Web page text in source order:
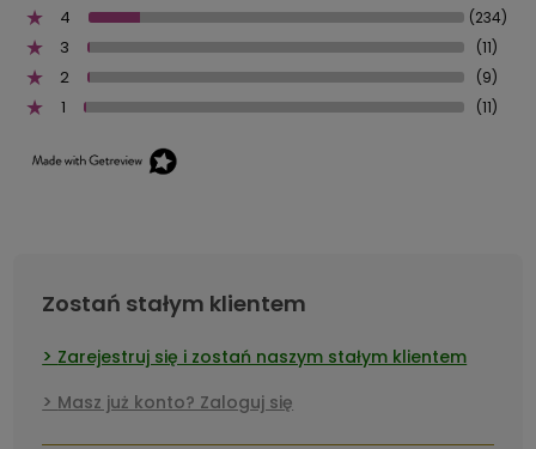
4 (234)
3 (11)
2 (9)
1 (11)
Zostań stałym klientem
Zarejestruj się i zostań naszym stałym klientem
Masz już konto? Zaloguj się